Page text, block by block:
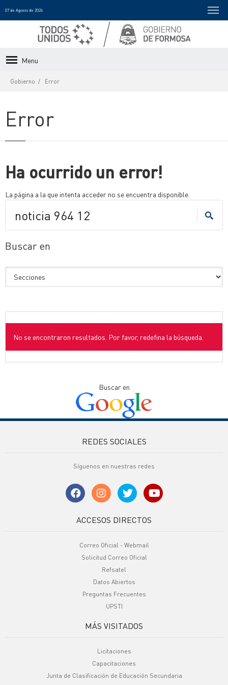
07 de Agosto de 2026
Menu
Gobierno Error
Error
Ha ocurrido un error!
La página a la que intenta acceder no se encuentra disponible.
Buscar en
No se encontraron resultados. Por favor, redefina la búsqueda.
Buscar en
REDES SOCIALES
Síguenos en nuestras redes
ACCESOS DIRECTOS
Correo Oficial - Webmail
Solicitud Correo Oficial
Refsatel
Datos Abiertos
Preguntas Frecuentes
UPSTI
MÁS VISITADOS
Licitaciones
Capacitaciones
Junta de Clasificación de Educación Secundaria